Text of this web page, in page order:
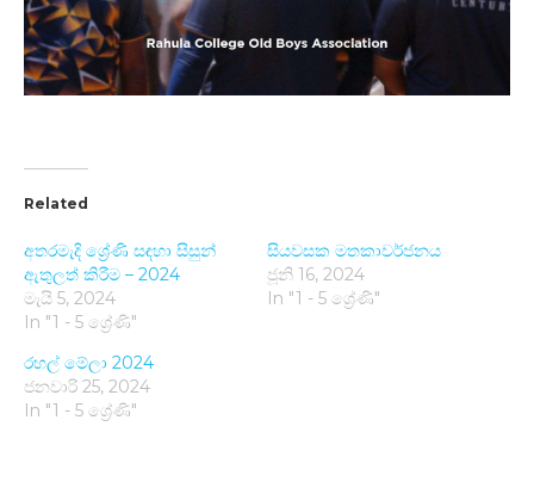
Related
අතරමැදි ශ්‍රේණි සඳහා සිසුන්
ඇතුලත් කිරීම – 2024
මැයි 5, 2024
In "1 - 5 ශ්‍රේණි"
සියවසක මතකාවර්ජනය
ජූනි 16, 2024
In "1 - 5 ශ්‍රේණි"
රහල් මේලා 2024
ජනවාරි 25, 2024
In "1 - 5 ශ්‍රේණි"